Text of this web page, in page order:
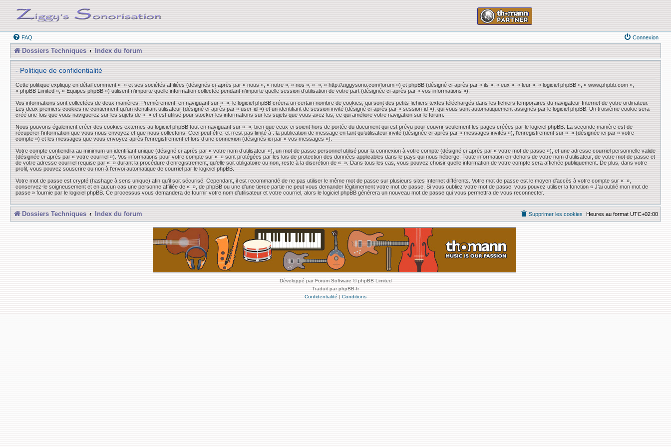
FAQ Connexion
Dossiers Techniques Index du forum
- Politique de confidentialité
Cette politique explique en détail comment « » et ses sociétés affiliées (désignés ci-après par « nous », « notre », « nos », « », « http://ziggysono.com/forum ») et phpBB (désigné ci-après par « ils », « eux », « leur », « logiciel phpBB », « www.phpbb.com »,
« phpBB Limited », « Équipes phpBB ») utilisent n’importe quelle information collectée pendant n’importe quelle session d’utilisation de votre part (désignée ci-après par « vos informations »).
Vos informations sont collectées de deux manières. Premièrement, en naviguant sur « », le logiciel phpBB créera un certain nombre de cookies, qui sont des petits fichiers textes téléchargés dans les fichiers temporaires du navigateur Internet de votre ordinateur.
Les deux premiers cookies ne contiennent qu’un identifiant utilisateur (désigné ci-après par « user-id ») et un identifiant de session invité (désigné ci-après par « session-id »), qui vous sont automatiquement assignés par le logiciel phpBB. Un troisième cookie sera
créé une fois que vous naviguerez sur les sujets de « » et est utilisé pour stocker les informations sur les sujets que vous avez lus, ce qui améliore votre navigation sur le forum.
Nous pouvons également créer des cookies externes au logiciel phpBB tout en naviguant sur « », bien que ceux-ci soient hors de portée du document qui est prévu pour couvrir seulement les pages créées par le logiciel phpBB. La seconde manière est de
récupérer l’information que vous nous envoyez et que nous collectons. Ceci peut être, et n’est pas limité à : la publication de message en tant qu’utilisateur invité (désignée ci-après par « messages invités »), l’enregistrement sur « » (désignée ici par « votre
compte ») et les messages que vous envoyez après l’enregistrement et lors d’une connexion (désignés ici par « vos messages »).
Votre compte contiendra au minimum un identifiant unique (désigné ci-après par « votre nom d’utilisateur »), un mot de passe personnel utilisé pour la connexion à votre compte (désigné ci-après par « votre mot de passe »), et une adresse courriel personnelle valide
(désignée ci-après par « votre courriel »). Vos informations pour votre compte sur « » sont protégées par les lois de protection des données applicables dans le pays qui nous héberge. Toute information en-dehors de votre nom d’utilisateur, de votre mot de passe et
de votre adresse courriel requise par « » durant la procédure d’enregistrement, qu’elle soit obligatoire ou non, reste à la discrétion de « ». Dans tous les cas, vous pouvez choisir quelle information de votre compte sera affichée publiquement. De plus, dans votre
profil, vous pouvez souscrire ou non à l’envoi automatique de courriel par le logiciel phpBB.
Votre mot de passe est crypté (hashage à sens unique) afin qu’il soit sécurisé. Cependant, il est recommandé de ne pas utiliser le même mot de passe sur plusieurs sites Internet différents. Votre mot de passe est le moyen d’accès à votre compte sur « »,
conservez-le soigneusement et en aucun cas une personne affiliée de « », de phpBB ou une d’une tierce partie ne peut vous demander légitimement votre mot de passe. Si vous oubliez votre mot de passe, vous pouvez utiliser la fonction « J’ai oublié mon mot de
passe » fournie par le logiciel phpBB. Ce processus vous demandera de fournir votre nom d’utilisateur et votre courriel, alors le logiciel phpBB générera un nouveau mot de passe qui vous permettra de vous reconnecter.
Dossiers Techniques Index du forum Heures au format UTC+02:00
Supprimer les cookies
Développé par Forum Software © phpBB Limited
Traduit par phpBB-fr
Confidentialité | Conditions